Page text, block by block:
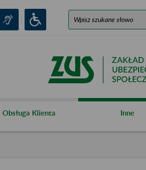
Obsługa Klienta Inne